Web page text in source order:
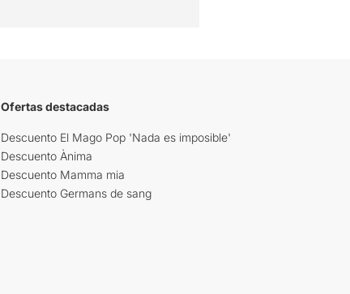
Ofertas destacadas
Descuento El Mago Pop 'Nada es imposible'
Descuento Ànima
Descuento Mamma mia
Descuento Germans de sang